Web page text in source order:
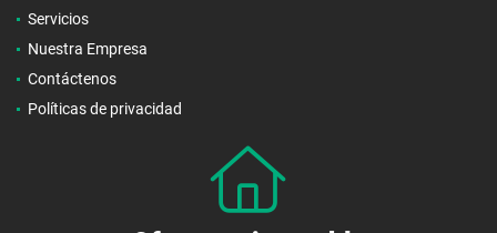
Servicios
Nuestra Empresa
Contáctenos
Políticas de privacidad